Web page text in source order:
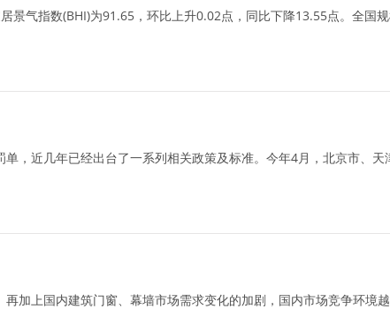
气指数(BHI)为91.65，环比上升0.02点，同比下降13.55点。全国
，近几年已经出台了一系列相关政策及标准。今年4月，北京市、
加上国内建筑门窗、幕墙市场需求变化的加剧，国内市场竞争环境